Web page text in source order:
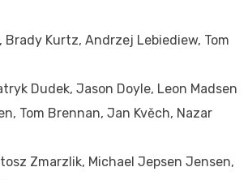
Brady Kurtz, Andrzej Lebiediew, Tom
Dudek, Jason Doyle, Leon Madsen
Tom Brennan, Jan Kvěch, Nazar
Zmarzlik, Michael Jepsen Jensen,